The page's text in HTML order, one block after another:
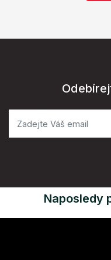
Naposledy